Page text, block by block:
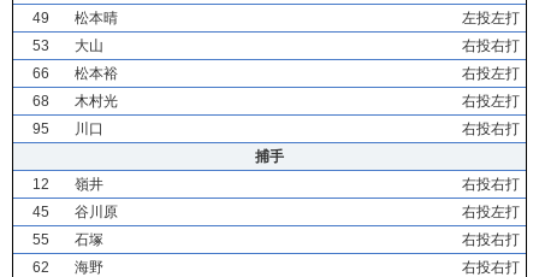
49
松本晴
左投左打
53
大山
右投右打
66
松本裕
右投左打
68
木村光
右投左打
95
川口
右投右打
捕手
12
嶺井
右投右打
45
谷川原
右投左打
55
石塚
右投右打
62
海野
右投右打